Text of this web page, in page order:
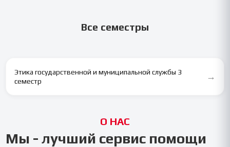
Все семестры
Этика государственной и муниципальной службы 3
семестр
→
О НАС
Мы - лучший сервис помощи